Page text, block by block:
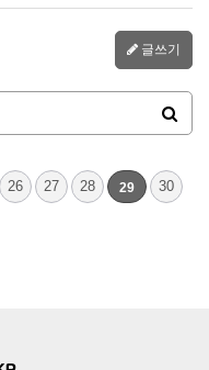
글쓰기
26 27 28 29 30